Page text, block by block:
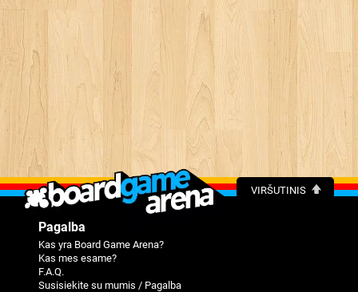
VIRŠUTINIS
Pagalba
Kas yra Board Game Arena?
Kas mes esame?
F.A.Q.
Susisiekite su mumis / Pagalba